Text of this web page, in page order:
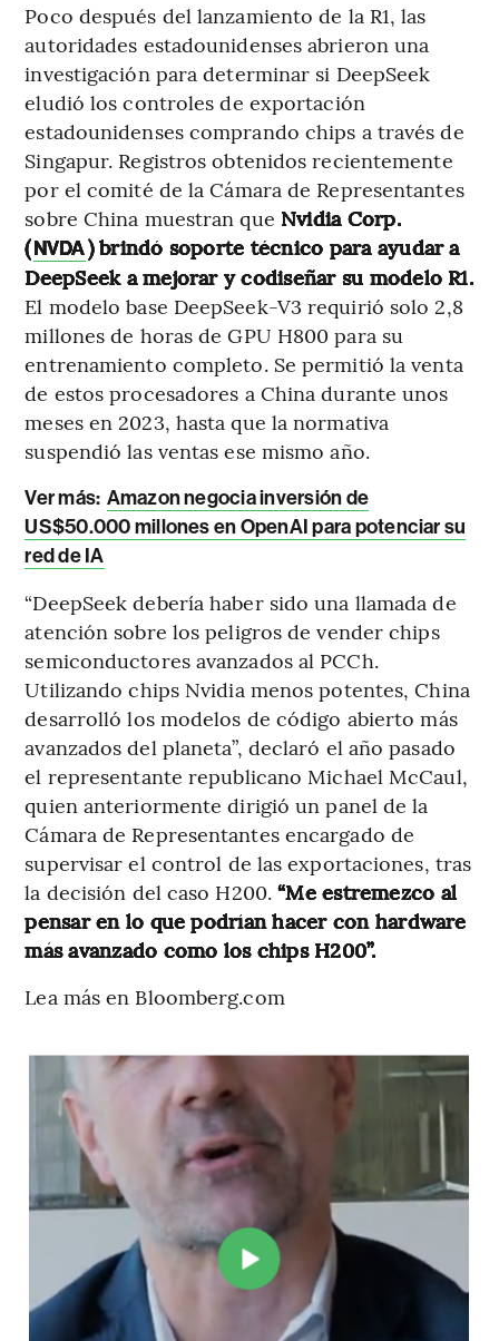
Poco después del lanzamiento de la R1, las
autoridades estadounidenses abrieron una
investigación para determinar si DeepSeek
eludió los controles de exportación
estadounidenses comprando chips a través de
Singapur. Registros obtenidos recientemente
por el comité de la Cámara de Representantes
sobre China muestran que Nvidia Corp.
(NVDA) brindó soporte técnico para ayudar a
DeepSeek a mejorar y codiseñar su modelo R1.
El modelo base DeepSeek-V3 requirió solo 2,8
millones de horas de GPU H800 para su
entrenamiento completo. Se permitió la venta
de estos procesadores a China durante unos
meses en 2023, hasta que la normativa
suspendió las ventas ese mismo año.
Ver más: Amazon negocia inversión de
US$50.000 millones en OpenAI para potenciar su
red de IA
“DeepSeek debería haber sido una llamada de
atención sobre los peligros de vender chips
semiconductores avanzados al PCCh.
Utilizando chips Nvidia menos potentes, China
desarrolló los modelos de código abierto más
avanzados del planeta”, declaró el año pasado
el representante republicano Michael McCaul,
quien anteriormente dirigió un panel de la
Cámara de Representantes encargado de
supervisar el control de las exportaciones, tras
la decisión del caso H200.“Me estremezco al
pensar en lo que podrían hacer con hardware
más avanzado como los chips H200”.
Lea más en Bloomberg.com